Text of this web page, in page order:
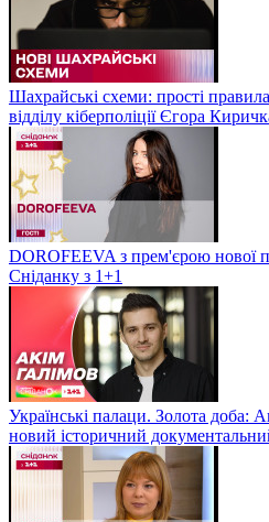
Шахрайські схеми: прості
відділу кіберполіції Єгора
DOROFEEVA з прем'єрою нової
Сніданку з 1+1
Українські палаци. Золота доба:
новий історичний